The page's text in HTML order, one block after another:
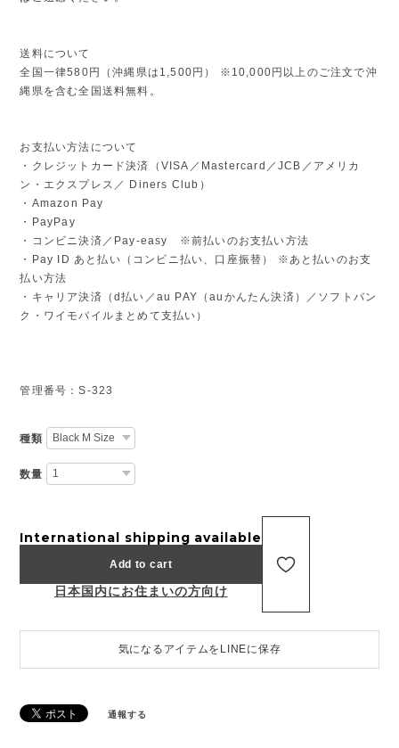
送料について
全国一律580円（沖縄県は1,500円） ※10,000円以上のご注文で沖
縄県を含む全国送料無料。
お支払い方法について
・クレジットカード決済（VISA／Mastercard／JCB／アメリカ
ン・エクスプレス／ Diners Club）
・Amazon Pay
・PayPay
・コンビニ決済／Pay-easy ※前払いのお支払い方法
・Pay ID あと払い（コンビニ払い、口座振替） ※あと払いのお支
払い方法
・キャリア決済（d払い／au PAY（auかんたん決済）／ソフトバン
ク・ワイモバイルまとめて支払い）
管理番号：S-323
種類
数量
International shipping available
Add to cart
日本国内にお住まいの方向け
気になるアイテムをLINEに保存
通報する